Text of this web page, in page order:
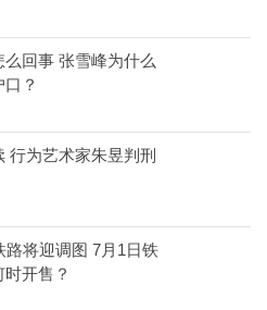
回事 张雪峰为什么
？
行为艺术家朱昱判刑
路将迎调图 7月1日铁
开售？